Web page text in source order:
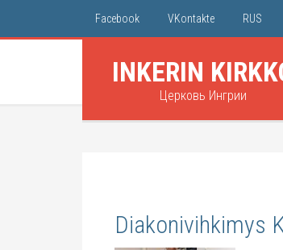
Facebook VKontakte RUS
INKERIN
Церковь Ингрии
Diakonivihkimys